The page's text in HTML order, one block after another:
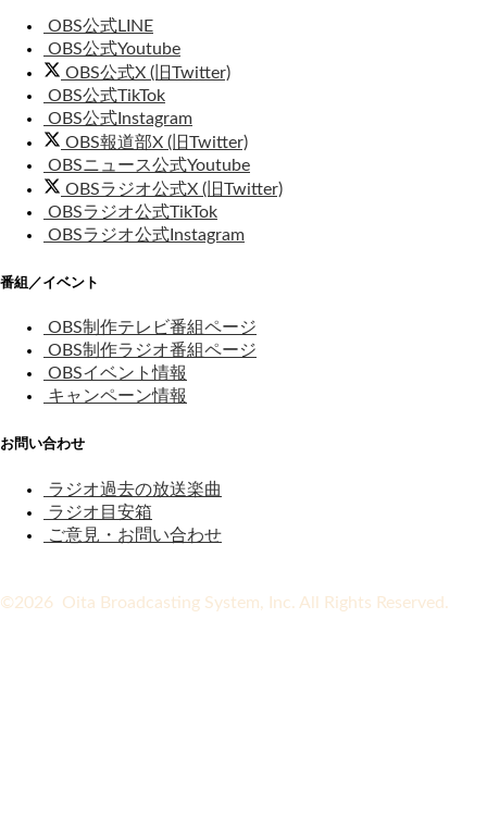
OBS公式LINE
OBS公式Youtube
OBS公式X (旧Twitter)
OBS公式TikTok
OBS公式Instagram
OBS報道部X (旧Twitter)
OBSニュース公式Youtube
OBSラジオ公式X (旧Twitter)
OBSラジオ公式TikTok
OBSラジオ公式Instagram
番組／イベント
OBS制作テレビ番組ページ
OBS制作ラジオ番組ページ
OBSイベント情報
キャンペーン情報
お問い合わせ
ラジオ過去の放送楽曲
ラジオ目安箱
ご意見・お問い合わせ
©2026 Oita Broadcasting System, Inc. All Rights Reserved.